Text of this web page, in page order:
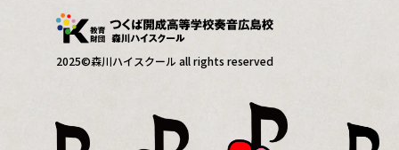
2025©森川ハイスクール all rights reserved